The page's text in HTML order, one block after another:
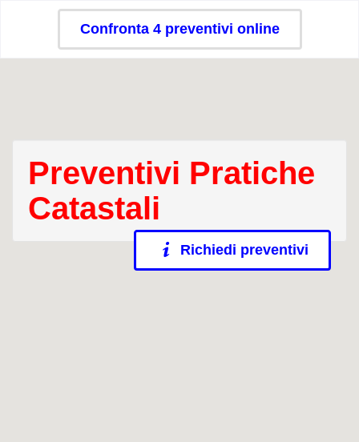
Confronta 4 preventivi online
Preventivi Pratiche
Catastali
Richiedi preventivi